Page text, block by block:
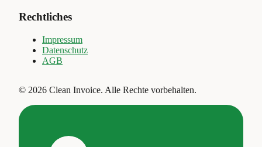
Rechtliches
Impressum
Datenschutz
AGB
© 2026 Clean Invoice. Alle Rechte vorbehalten.